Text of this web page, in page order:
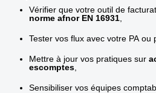
Vérifier que votre outil de
norme afnor EN 16931
Tester vos flux avec votre PA ou
Mettre à jour vos pratiques sur
escomptes
Sensibiliser vos équipes